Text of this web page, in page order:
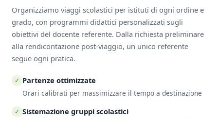
Organizziamo viaggi scolastici per istituti di ogni ordine e
grado, con programmi didattici personalizzati sugli
obiettivi del docente referente. Dalla richiesta preliminare
alla rendicontazione post-viaggio, un unico referente
segue ogni pratica.
✓ Partenze ottimizzate
Orari calibrati per massimizzare il tempo a destinazione
✓ Sistemazione gruppi scolastici